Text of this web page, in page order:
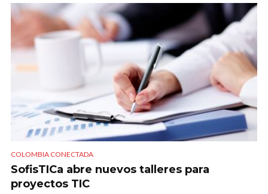
COLOMBIA CONECTADA
SofisTICa abre nuevos talleres para
proyectos TIC